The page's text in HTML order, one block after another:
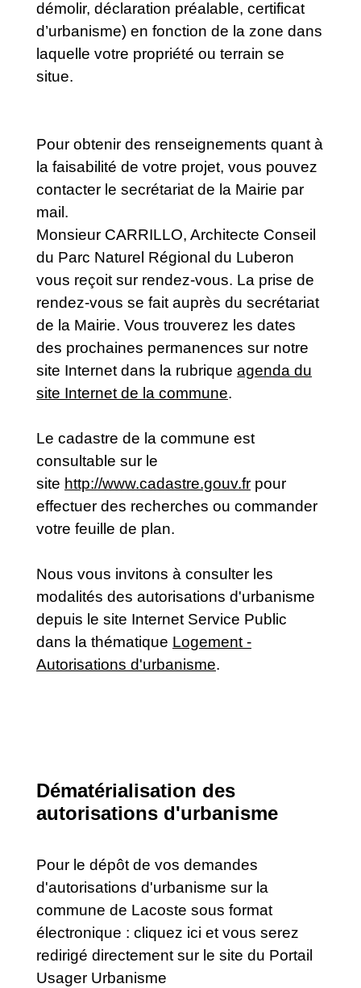
démolir, déclaration préalable, certificat
d’urbanisme) en fonction de la zone dans
laquelle votre propriété ou terrain se
situe.
Pour obtenir des renseignements quant à
la faisabilité de votre projet, vous pouvez
contacter le secrétariat de la Mairie par
mail.
Monsieur CARRILLO, Architecte Conseil
du Parc Naturel Régional du Luberon
vous reçoit sur rendez-vous. La prise de
rendez-vous se fait auprès du secrétariat
de la Mairie. Vous trouverez les dates
des prochaines permanences sur notre
site Internet dans la rubrique agenda du
site Internet de la commune.
Le cadastre de la commune est
consultable sur le
site http://www.cadastre.gouv.fr pour
effectuer des recherches ou commander
votre feuille de plan.
Nous vous invitons à consulter les
modalités des autorisations d'urbanisme
depuis le site Internet Service Public
dans la thématique Logement -
Autorisations d'urbanisme.
Dématérialisation des
autorisations d'urbanisme
Pour le dépôt de vos demandes
d'autorisations d'urbanisme sur la
commune de Lacoste sous format
électronique : cliquez ici et vous serez
redirigé directement sur le site du Portail
Usager Urbanisme